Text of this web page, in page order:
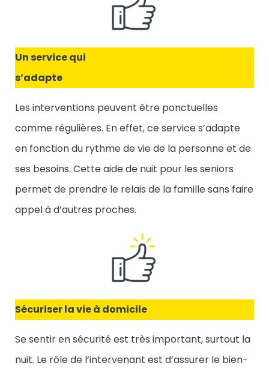
Un service qui
s’adapte
Les interventions peuvent être ponctuelles
comme régulières. En effet, ce service s’adapte
en fonction du rythme de vie de la personne et de
ses besoins. Cette aide de nuit pour les seniors
permet de prendre le relais de la famille sans faire
appel à d’autres proches.
Sécuriser la vie à domicile
Se sentir en sécurité est très important, surtout la
nuit. Le rôle de l’intervenant est d’assurer le bien-